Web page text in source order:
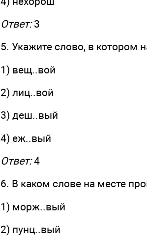
Ответ:3
5. Укажите слово, в котором
1) вещ..вой
2) лиц..вой
3) деш..вый
4) еж..вый
Ответ:4
6. В каком слове на месте
1) морж..вый
2) пунц..вый